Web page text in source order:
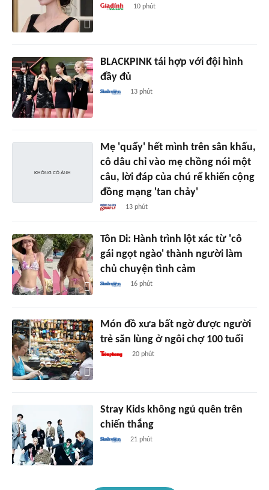
10 phút
BLACKPINK tái hợp với đội hình
đầy đủ
13 phút
Mẹ 'quẩy' hết mình trên sân khấu,
cô dâu chỉ vào mẹ chồng nói một
câu, lời đáp của chú rể khiến cộng
đồng mạng 'tan chảy'
13 phút
Tôn Di: Hành trình lột xác từ 'cô
gái ngọt ngào' thành người làm
chủ chuyện tình cảm
16 phút
Món đồ xưa bất ngờ được người
trẻ săn lùng ở ngôi chợ 100 tuổi
20 phút
Stray Kids không ngủ quên trên
chiến thắng
21 phút